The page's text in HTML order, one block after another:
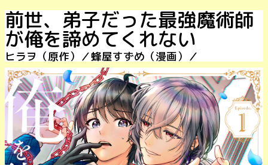
前世、弟子だった最強魔術師
が俺を諦めてくれない
ヒラヲ（原作）／蜂屋すずめ（漫画）／